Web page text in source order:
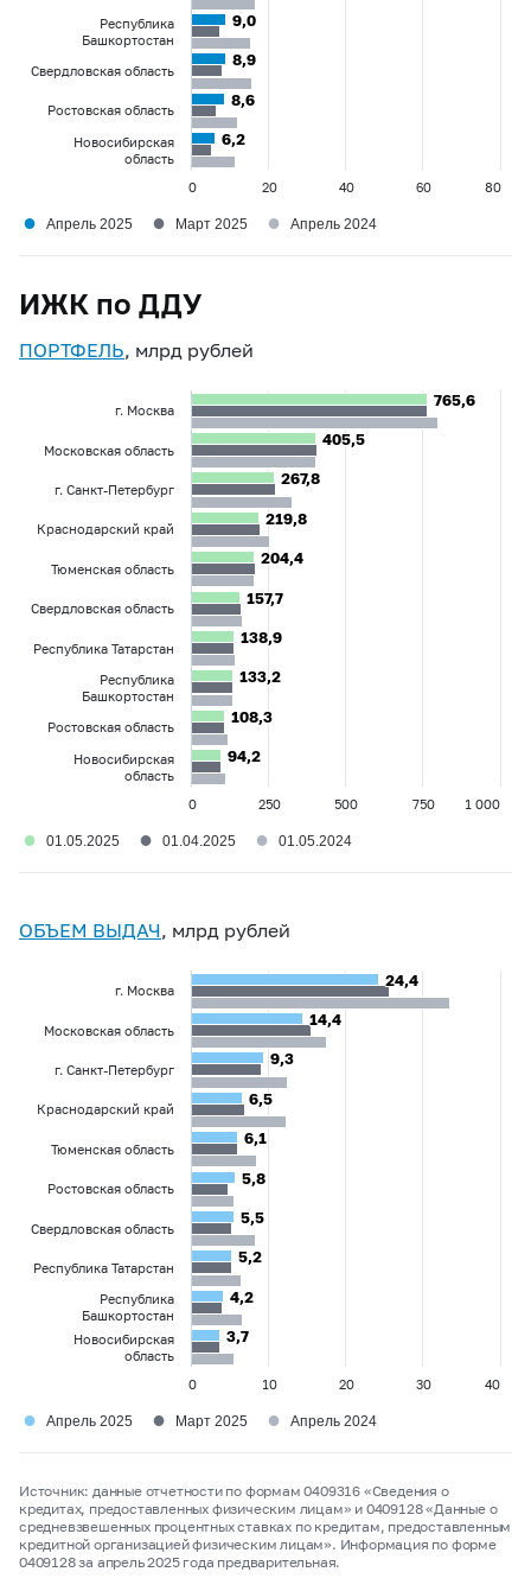
9,0
9,0
8,9
8,9
8,6
8,6
6,2
6,2
Республика
Башкортостан
Свердловская область
Ростовская область
Новосибирская
область
0
20 40 60 80
● Апрель 2025 ● Март 2025 ● Апрель 2024
ИЖК по ДДУ
ПОРТФЕЛЬ, млрд рублей
ОБЪЕМ ВЫДАЧ, млрд рублей
765,6
765,6
405,5
405,5
267,8
267,8
219,8
219,8
204,4
204,4
157,7
157,7
138,9
138,9
133,2
133,2
108,3
108,3
94,2
94,2
г. Москва
Московская область
г. Санкт-Петербург
Краснодарский край
Тюменская область
Свердловская область
Республика Татарстан
Республика
Башкортостан
Ростовская область
Новосибирская
область
0
250 500 750 1 000
● 01.05.2025 ● 01.04.2025 ● 01.05.2024
24,4
24,4
14,4
14,4
9,3
9,3
6,5
6,5
6,1
6,1
5,8
5,8
5,5
5,5
5,2
5,2
4,2
4,2
3,7
3,7
г. Москва
Московская область
г. Санкт-Петербург
Краснодарский край
Тюменская область
Ростовская область
Свердловская область
Республика Татарстан
Республика
Башкортостан
Новосибирская
область
0
10 20 30 40
● Апрель 2025 ● Март 2025 ● Апрель 2024
Источник: данные отчетности по формам 0409316 «Сведения о
кредитах, предоставленных физическим лицам» и 0409128 «Данные о
средневзвешенных процентных ставках по кредитам, предоставленным
кредитной организацией физическим лицам». Информация по форме
0409128 за апрель 2025 года предварительная.